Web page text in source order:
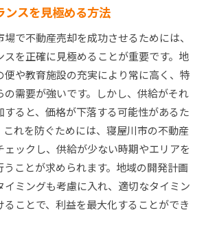
する不動産売却高価格を狙う秘訣
む物件の魅力ポイント
柔軟な見直し方法
プロモーションの最適化
訴求力を高める方法
活用した売却戦略
売却のプロが教える賢く売るステッ
準備すべき書類一覧
ンスを見極める方法
で不動産売却を成功させるためには、
スを正確に見極めることが重要です。地
便や教育施設の充実により常に高く、特
の需要が強いです。しかし、供給がそれ
すると、価格が下落する可能性があるた
これを防ぐためには、寝屋川市の不動産
ックし、供給が少ない時期やエリアを
ことが求められます。地域の開発計画
イミングも考慮に入れ、適切なタイミン
ることで、利益を最大化することができ